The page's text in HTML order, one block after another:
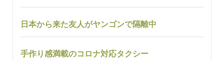
日本から来た友人がヤンゴンで隔離中
手作り感満載のコロナ対応タクシー